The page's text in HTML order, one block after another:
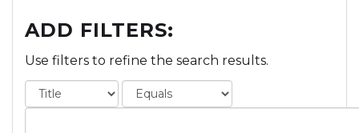
ADD FILTERS:
Use filters to refine the search results.